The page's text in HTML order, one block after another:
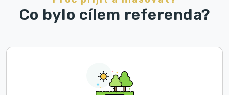
Co bylo cílem referenda?